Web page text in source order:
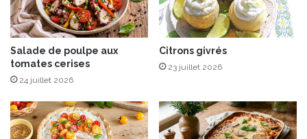
®
d
e
l
a
c
r
a
m
e
S
a
v
o
i
Salade de poulpe aux
tomates cerises
24 juillet 2026
Citrons givrés
23 juillet 2026